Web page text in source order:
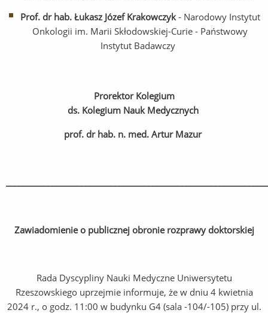
Prof. dr hab. Łukasz Józef Krakowczyk- Narodowy Instytut
Onkologii im. Marii Skłodowskiej-Curie - Państwowy
Instytut Badawczy
Prorektor Kolegium
ds. Kolegium Nauk Medycznych
prof. dr hab. n. med. Artur Mazur
Zawiadomienie o publicznej obronie rozprawy doktorskiej
Rada Dyscypliny Nauki Medyczne Uniwersytetu
Rzeszowskiego uprzejmie informuje, że w dniu 4 kwietnia
2024 r., o godz. 11:00 w budynku G4 (sala -104/-105) przy ul.